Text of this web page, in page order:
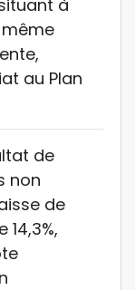
à
même
au Plan
de
non
de